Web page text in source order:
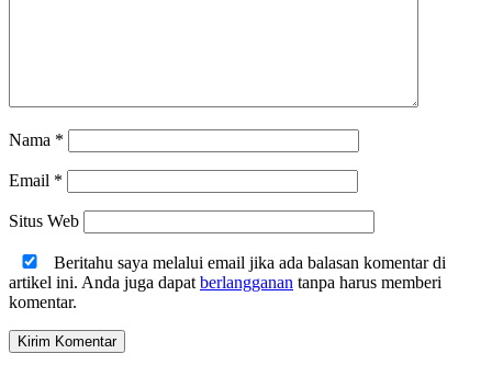
Nama *
Email *
Situs Web
Beritahu saya melalui email jika ada balasan komentar di
artikel ini. Anda juga dapat berlangganan tanpa harus memberi
komentar.